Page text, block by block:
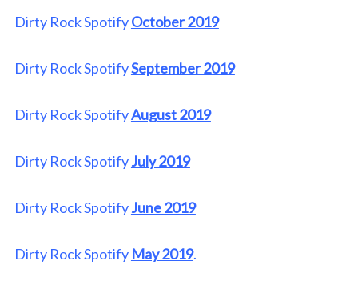
Dirty Rock SpotifyOctober 2019
Dirty Rock SpotifySeptember 2019
Dirty Rock SpotifyAugust 2019
Dirty Rock SpotifyJuly 2019
Dirty Rock SpotifyJune 2019
Dirty Rock Spotify May 2019.